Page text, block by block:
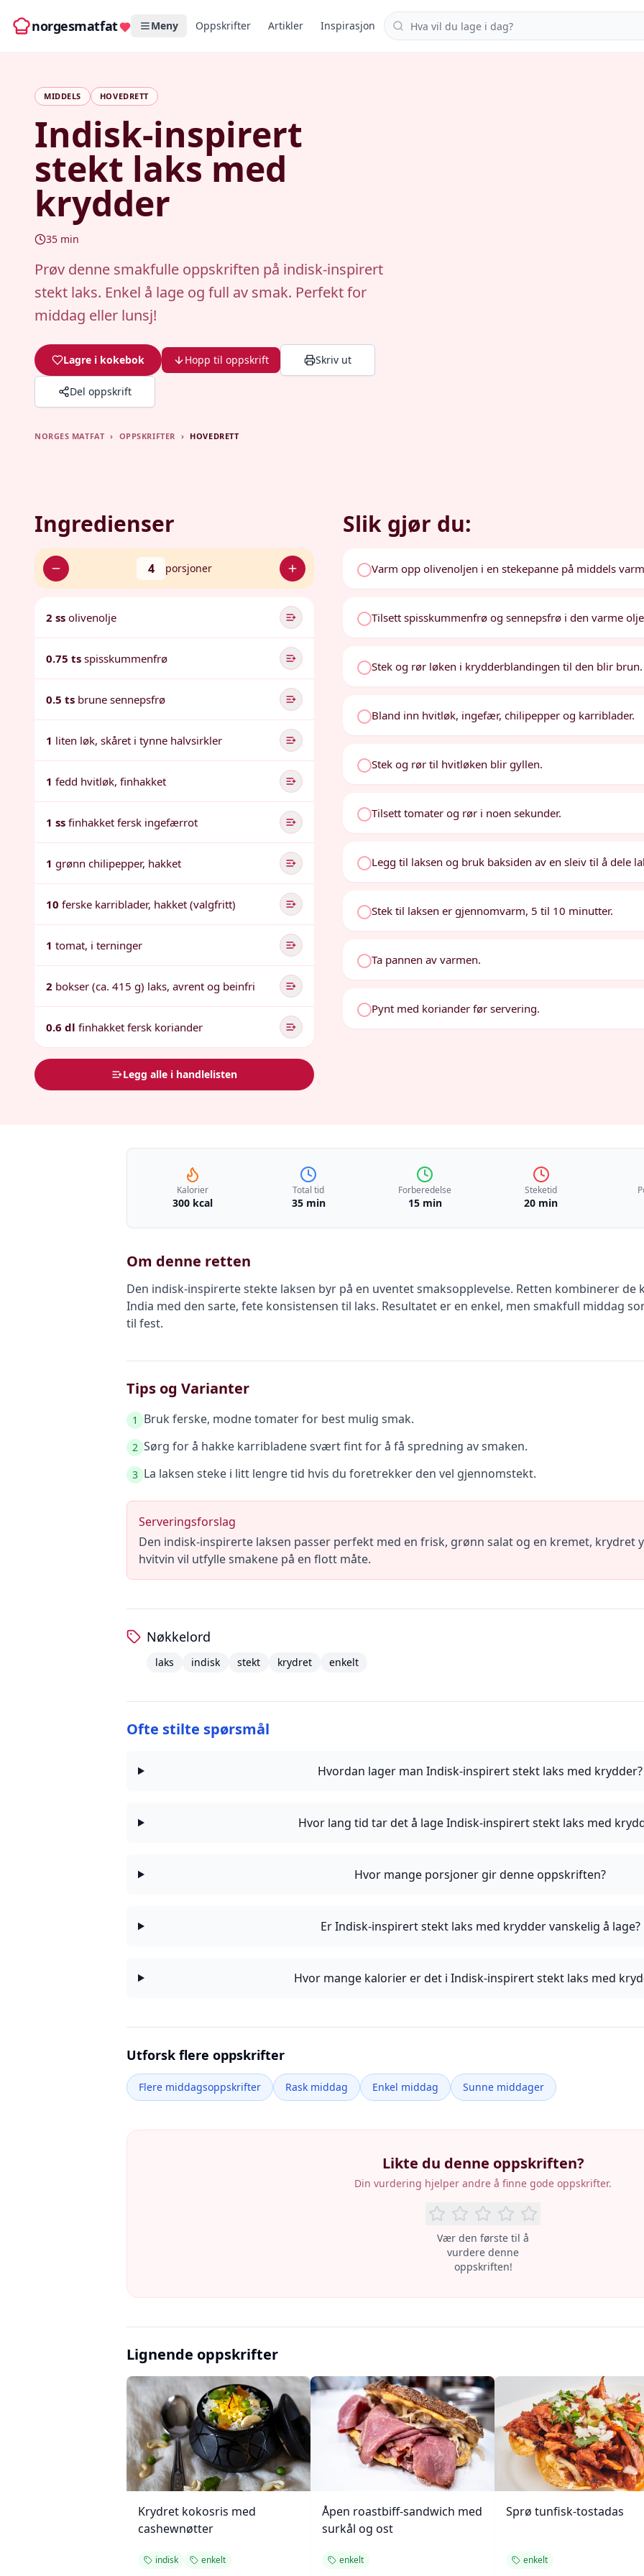
norgesmatfat Meny Oppskrifter Artikler Inspirasjon Søk i oppskrifter
MIDDELS HOVEDRETT
Indisk-inspirert
stekt laks med
krydder
35 min
Prøv denne smakfulle oppskriften på indisk-inspirert
stekt laks. Enkel å lage og full av smak. Perfekt for
middag eller lunsj!
Lagre i kokebok Hopp til oppskrift Skriv ut
Del oppskrift
NORGES MATFAT › OPPSKRIFTER › HOVEDRETT
Ingredienser
4 porsjoner
2 ss olivenolje
0.75 ts spisskummenfrø
0.5 ts brune sennepsfrø
1 liten løk, skåret i tynne halvsirkler
1 fedd hvitløk, finhakket
1 ss finhakket fersk ingefærrot
1 grønn chilipepper, hakket
10 ferske karriblader, hakket (valgfritt)
1 tomat, i terninger
2 bokser (ca. 415 g) laks, avrent og beinfri
0.6 dl finhakket fersk koriander
Legg alle i handlelisten
Slik gjør du:
Varm opp olivenoljen i en stekepanne på middels
Tilsett spisskummenfrø og sennepsfrø i den varme
Stek og rør løken i krydderblandingen til den blir brun.
Bland inn hvitløk, ingefær, chilipepper og karriblader.
Stek og rør til hvitløken blir gyllen.
Tilsett tomater og rør i noen sekunder.
Legg til laksen og bruk baksiden av en sleiv til å dele
Stek til laksen er gjennomvarm, 5 til 10 minutter.
Ta pannen av varmen.
Pynt med koriander før servering.
Kalorier
300 kcal
Total tid
35 min
Forberedelse
15 min
Steketid
20 min
Om denne retten
Den indisk-inspirerte stekte laksen byr på en uventet smaksopplevelse. Retten kombinerer
India med den sarte, fete konsistensen til laks. Resultatet er en enkel, men smakfull middag
til fest.
Tips og Varianter
1 Bruk ferske, modne tomater for best mulig smak.
2 Sørg for å hakke karribladene svært fint for å få spredning av smaken.
3 La laksen steke i litt lengre tid hvis du foretrekker den vel gjennomstekt.
Serveringsforslag
Den indisk-inspirerte laksen passer perfekt med en frisk, grønn salat og en kremet, krydret
hvitvin vil utfylle smakene på en flott måte.
Nøkkelord
laks indisk stekt krydret enkelt
Ofte stilte spørsmål
Hvordan lager man Indisk-inspirert stekt laks med krydder?
Hvor lang tid tar det å lage Indisk-inspirert stekt laks med
Hvor mange porsjoner gir denne oppskriften?
Er Indisk-inspirert stekt laks med krydder vanskelig å lage?
Hvor mange kalorier er det i Indisk-inspirert stekt laks med
Utforsk flere oppskrifter
Flere middagsoppskrifter Rask middag Enkel middag Sunne middager
Likte du denne oppskriften?
Din vurdering hjelper andre å finne gode oppskrifter.
Vær den første til å
vurdere denne
oppskriften!
Lignende oppskrifter
Krydret kokosris med
cashewnøtter
indisk enkelt
Åpen roastbiff-sandwich med
surkål og ost
enkelt
Sprø tunfisk-tostadas
enkelt